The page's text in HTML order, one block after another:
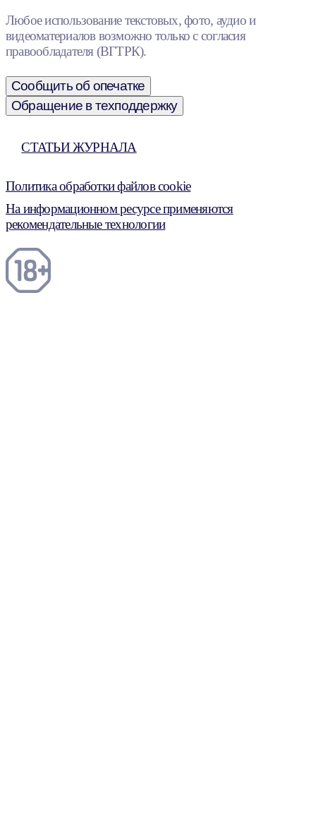
Любое использование текстовых, фото, аудио и
видеоматериалов возможно только с согласия
правообладателя (ВГТРК).
Сообщить об опечатке
Обращение в техподдержку
СТАТЬИ ЖУРНАЛА
Политика обработки файлов cookie
На информационном ресурсе применяются
рекомендательные технологии